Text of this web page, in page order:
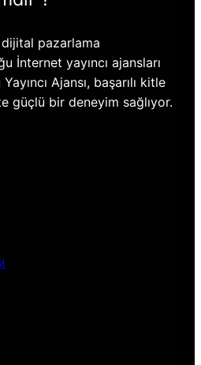
pazarlama
İnternet yayıncı ajansları
Ajansı, başarılı kitle
güçlü bir deneyim sağlıyor.